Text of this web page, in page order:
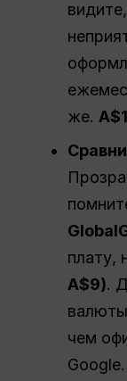
же.
плату,
A$9).
чем